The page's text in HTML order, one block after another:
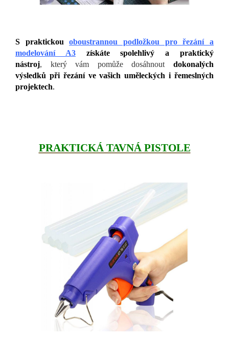
S praktickou
oboustrannou podložkou pro řezání a
modelování A3
získáte spolehlivý a praktický
nástroj, který vám pomůže dosáhnout dokonalých
výsledků při řezání ve vašich uměleckých i řemeslných
projektech.
PRAKTICKÁ TAVNÁ PISTOLE